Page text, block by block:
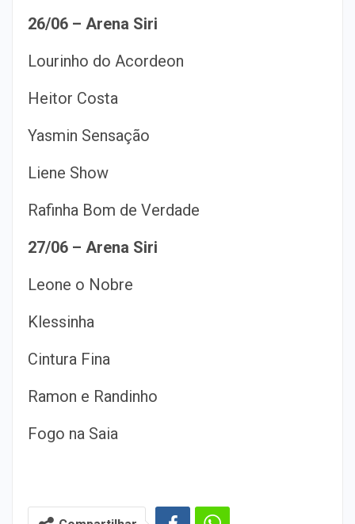
26/06 – Arena Siri
Lourinho do Acordeon
Heitor Costa
Yasmin Sensação
Liene Show
Rafinha Bom de Verdade
27/06 – Arena Siri
Leone o Nobre
Klessinha
Cintura Fina
Ramon e Randinho
Fogo na Saia